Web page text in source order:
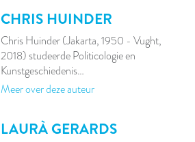
CHRIS HUINDER
Chris Huinder (Jakarta, 1950 - Vught,
2018) studeerde Politicologie en
Kunstgeschiedenis…
Meer over deze auteur
LAURÀ GERARDS